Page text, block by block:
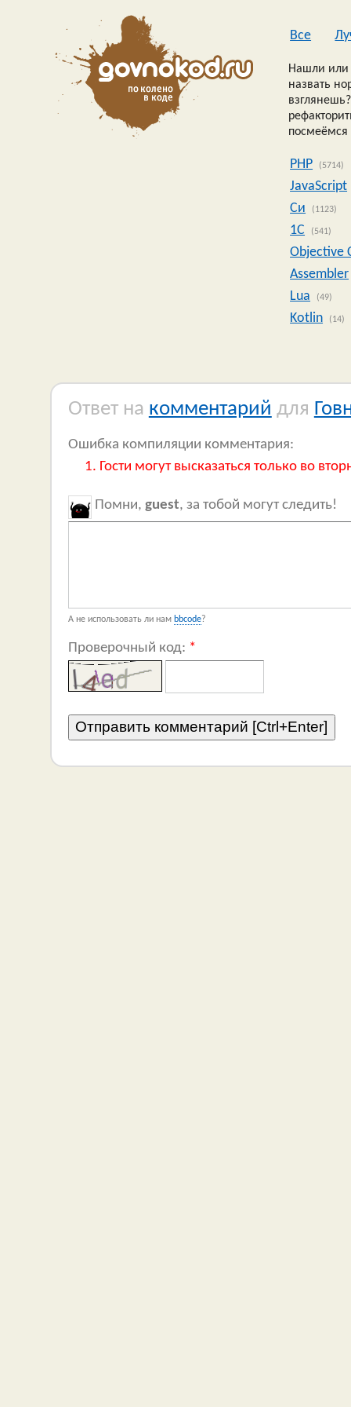
Все
Нашли или
назвать
посмеёмся
PHP (5714)
JavaScript
Си
(1123)
1C (541)
Objective
Assembler
Lua
(49)
Kotlin (14)
Ответ на комментарий для
Ошибка компиляции комментария:
Гости могут высказаться только во
Помни, guest, за тобой могут следить!
А не использовать ли нам bbcode?
Проверочный код: *